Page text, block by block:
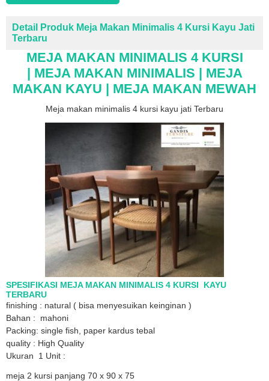
Detail Produk Meja Makan Minimalis 4 Kursi Kayu Jati
Terbaru
MEJA MAKAN MINIMALIS 4 KURSI
| MEJA MAKAN MINIMALIS | MEJA
MAKAN KAYU | MEJA MAKAN MEWAH
Meja makan minimalis 4 kursi kayu jati Terbaru
SPESIFIKASI MEJA MAKAN MINIMALIS 4 KURSI KAYU
TERBARU
finishing : natural ( bisa menyesuikan keinginan )
Bahan : mahoni
Packing: single fish, paper kardus tebal
quality : High Quality
Ukuran 1 Unit :
meja 2 kursi panjang 70 x 90 x 75